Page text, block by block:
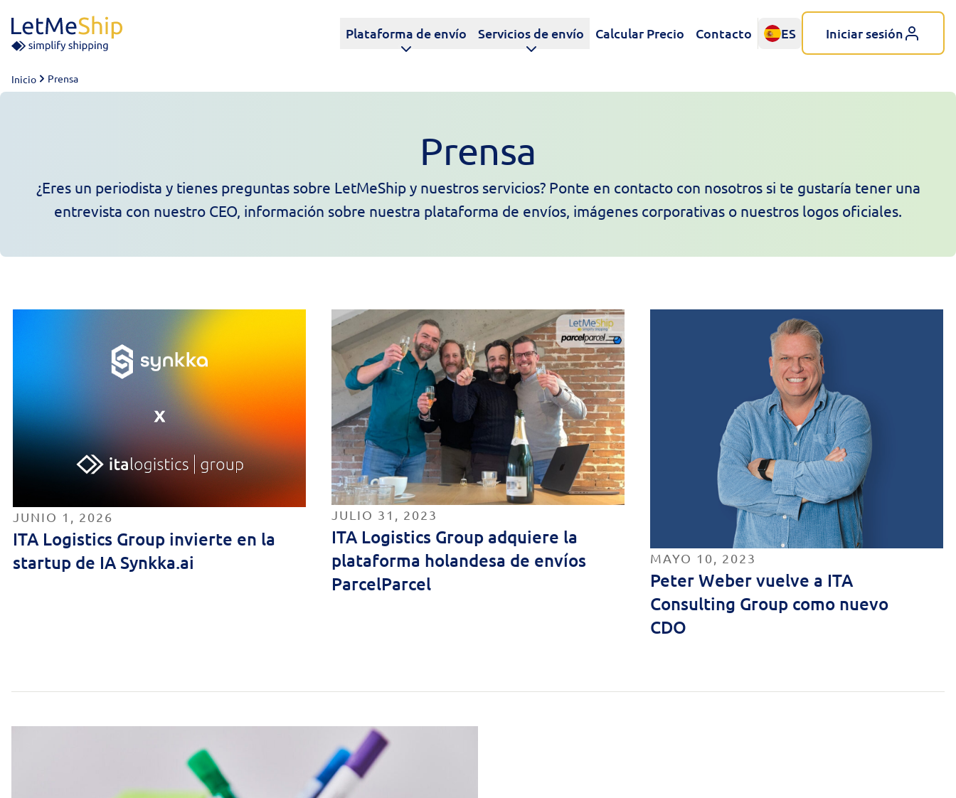
Plataforma de envío Servicios de envío Calcular Precio Contacto ES Iniciar sesión
Inicio Prensa
Prensa
¿Eres un periodista y tienes preguntas sobre LetMeShip y nuestros servicios? Ponte en contacto con nosotros si te gustaría tener una
entrevista con nuestro CEO, información sobre nuestra plataforma de envíos, imágenes corporativas o nuestros logos oficiales.
JUNIO 1, 2026
ITA Logistics Group invierte en la
startup de IA Synkka.ai
JULIO 31, 2023
ITA Logistics Group adquiere la
plataforma holandesa de envíos
ParcelParcel
MAYO 10, 2023
Peter Weber vuelve a ITA
Consulting Group como nuevo
CDO